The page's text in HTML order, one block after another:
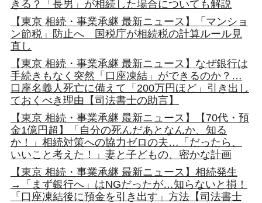
きる？「長男」が相続した場合についても解説
【東京 相続・事業承継 最新ニュース】「マンショ
ン節税」防止へ 国税庁が相続税の計算ルール見
直し
【東京 相続・事業承継 最新ニュース】なぜ銀行は
手続きもなく突然「口座凍結」ができるのか？…
口座名義人死亡に備えて「200万円ほど」引き出し
ておくべき理由【司法書士の助言】
【東京 相続・事業承継 最新ニュース】【70代・預
金1億円超】「自分の死んだあとなんか、知る
か！」相続対策への協力ゼロの夫…「だったら、
いいこと考えた！」妻と子どもの、密かな計画
【東京 相続・事業承継 最新ニュース】相続発生
→「まず銀行へ」はNGだったが…知らないと損！
「口座凍結後に預金を引き出す」方法【司法書士